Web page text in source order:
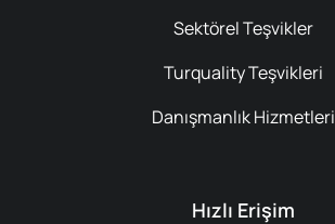
Sektörel Teşvikler
Turquality Teşvikleri
Danışmanlık Hizmetleri
Hızlı Erişim